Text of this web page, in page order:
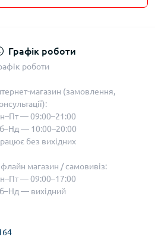
Графік роботи
роботи
магазин (замовлення,
— 09:00–21:00
— 10:00–20:00
без вихідних
магазин / самовивіз:
— 09:00–17:00
— вихідний